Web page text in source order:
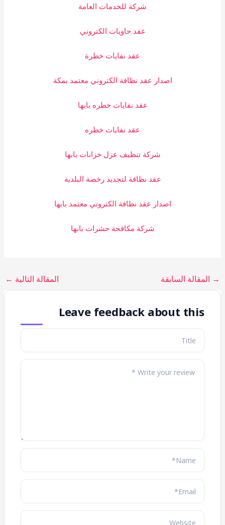
شركة للخدمات العامة
عقد حاويات الكتروني
عقد نفايات خطرة
اصدار عقد نظافة الكتروني معتمد بمكة
عقد نفايات خطره بابها
عقد نفايات خطره
شركة تنظيف عزل خزانات بابها
عقد نظافة لتجديد رخصة البلدية
اصدار عقد نظافة الكتروني معتمد بابها
شركة مكافحة حشرات بابها
→ المقالة السابقة المقالة التالية ←
Leave feedback about this